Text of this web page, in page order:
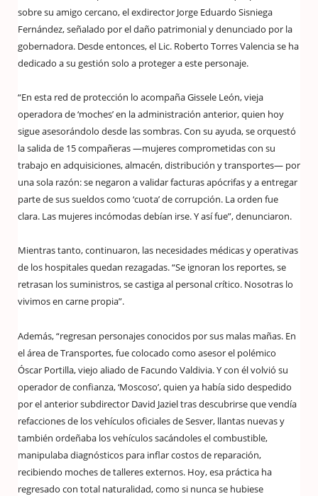
sobre su amigo cercano, el exdirector Jorge Eduardo Sisniega
Fernández, señalado por el daño patrimonial y denunciado por la
gobernadora. Desde entonces, el Lic. Roberto Torres Valencia se ha
dedicado a su gestión solo a proteger a este personaje.
“En esta red de protección lo acompaña Gissele León, vieja
operadora de ‘moches’ en la administración anterior, quien hoy
sigue asesorándolo desde las sombras. Con su ayuda, se orquestó
la salida de 15 compañeras —mujeres comprometidas con su
trabajo en adquisiciones, almacén, distribución y transportes— por
una sola razón: se negaron a validar facturas apócrifas y a entregar
parte de sus sueldos como ‘cuota’ de corrupción. La orden fue
clara. Las mujeres incómodas debían irse. Y así fue”, denunciaron.
Mientras tanto, continuaron, las necesidades médicas y operativas
de los hospitales quedan rezagadas. “Se ignoran los reportes, se
retrasan los suministros, se castiga al personal crítico. Nosotras lo
vivimos en carne propia”.
Además, “regresan personajes conocidos por sus malas mañas. En
el área de Transportes, fue colocado como asesor el polémico
Óscar Portilla, viejo aliado de Facundo Valdivia. Y con él volvió su
operador de confianza, ‘Moscoso’, quien ya había sido despedido
por el anterior subdirector David Jaziel tras descubrirse que vendía
refacciones de los vehículos oficiales de Sesver, llantas nuevas y
también ordeñaba los vehículos sacándoles el combustible,
manipulaba diagnósticos para inflar costos de reparación,
recibiendo moches de talleres externos. Hoy, esa práctica ha
regresado con total naturalidad, como si nunca se hubiese